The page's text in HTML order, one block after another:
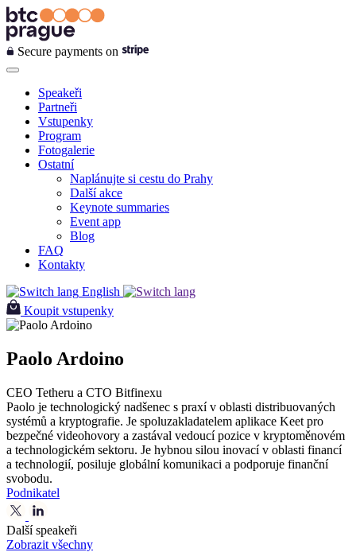
Secure payments on
Speakeři
Partneři
Vstupenky
Program
Fotogalerie
Ostatní
Naplánujte si cestu do Prahy
Další akce
Keynote summaries
Event app
Blog
FAQ
Kontakty
English
Koupit vstupenky
Paolo Ardoino
CEO Tetheru a CTO Bitfinexu
Paolo je technologický nadšenec s praxí v oblasti distribuovaných
systémů a kryptografie. Je spoluzakladatelem aplikace Keet pro
bezpečné videohovory a zastával vedoucí pozice v kryptoměnovém
a technologickém sektoru. Je hybnou silou inovací v oblasti financí
a technologií, posiluje globální komunikaci a podporuje finanční
svobodu.
Podnikatel
Další speakeři
Zobrazit všechny